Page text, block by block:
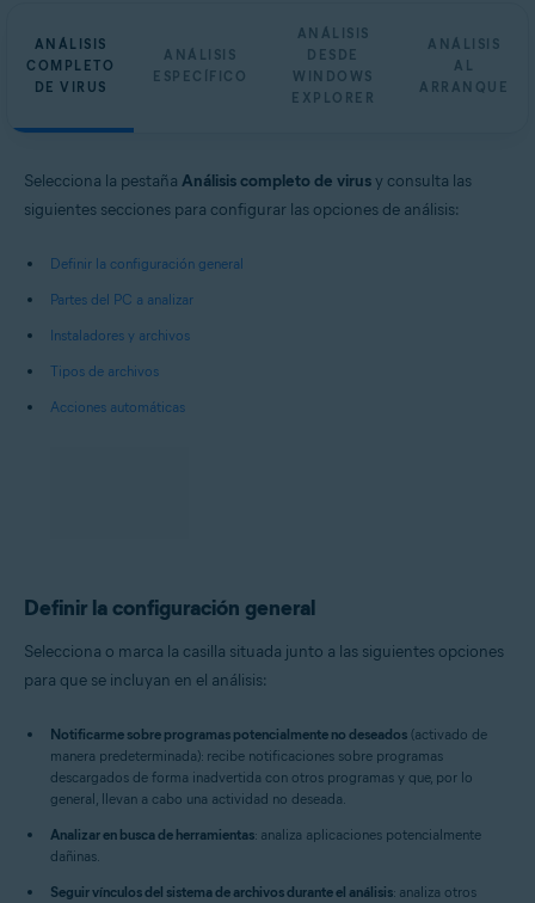
ANÁLISIS
COMPLETO
DE VIRUS
ANÁLISIS
ESPECÍFICO
ANÁLISIS
DESDE
WINDOWS
EXPLORER
ANÁLISIS
AL
ARRANQUE
Selecciona la pestaña Análisis completo de virusy consulta las
siguientes secciones para configurar las opciones de análisis:
Definir la configuración general
Partes del PC a analizar
Instaladores y archivos
Tipos de archivos
Acciones automáticas
Definir la configuración general
Selecciona o marca la casilla situada junto a las siguientes opciones
para que se incluyan en el análisis:
Notificarme sobre programas potencialmente no deseados (activado de
manera predeterminada): recibe notificaciones sobre programas
descargados de forma inadvertida con otros programas y que, por lo
general, llevan a cabo una actividad no deseada.
Analizar en busca de herramientas: analiza aplicaciones potencialmente
dañinas.
Seguir vínculos del sistema de archivos durante el análisis: analiza otros